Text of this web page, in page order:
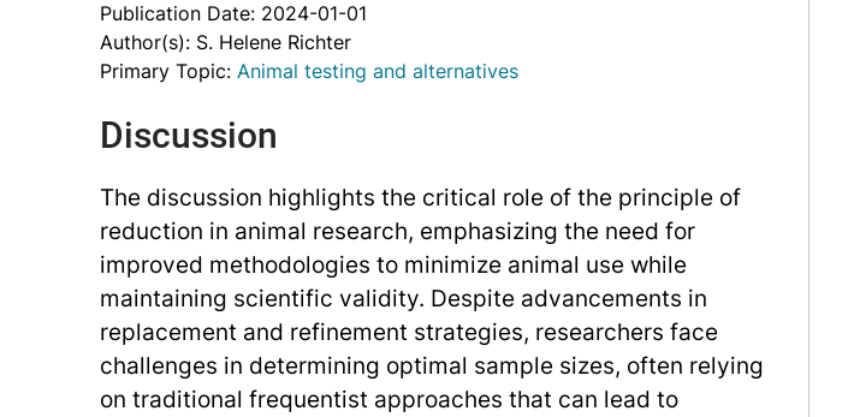
Publication Date: 2024-01-01
Author(s): S. Helene Richter
Primary Topic: Animal testing and alternatives
Discussion
The discussion highlights the critical role of the principle of
reduction in animal research, emphasizing the need for
improved methodologies to minimize animal use while
maintaining scientific validity. Despite advancements in
replacement and refinement strategies, researchers face
challenges in determining optimal sample sizes, often relying
on traditional frequentist approaches that can lead to